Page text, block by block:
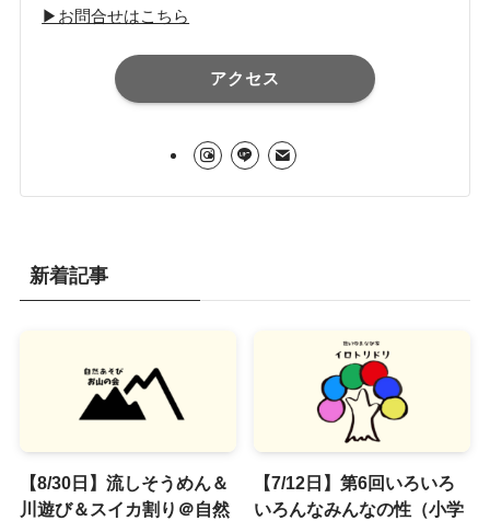
▶お問合せはこちら
アクセス
新着記事
【8/30日】流しそうめん＆
川遊び＆スイカ割り＠自然
【7/12日】第6回いろいろ
いろんなみんなの性（小学